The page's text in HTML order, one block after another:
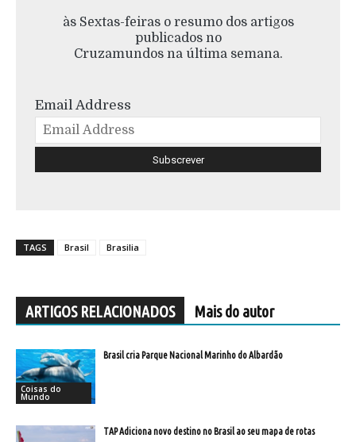
às Sextas-feiras o resumo dos artigos
publicados no
Cruzamundos na última semana.
Email Address
TAGS Brasil Brasilia
ARTIGOS RELACIONADOS Mais do autor
Coisas do
Mundo
Brasil cria Parque Nacional Marinho do Albardão
TAP Adiciona novo destino no Brasil ao seu mapa de rotas